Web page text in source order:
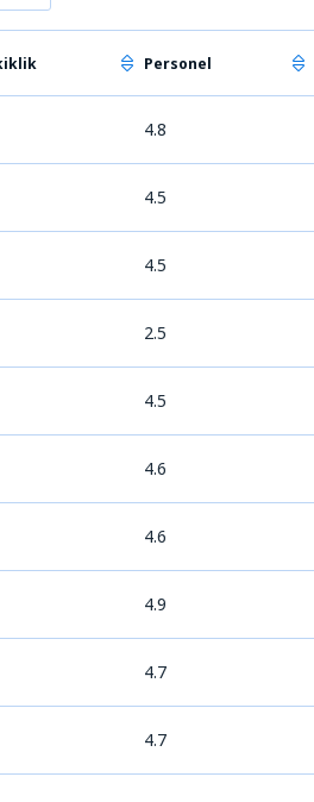
Personel
4.8
4.5
4.5
2.5
4.5
4.6
4.6
4.9
4.7
4.7